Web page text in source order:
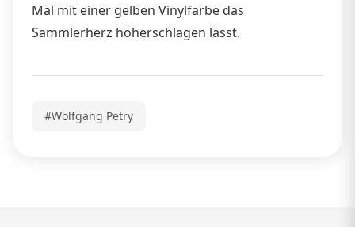
Mal mit einer gelben Vinylfarbe das
Sammlerherz höherschlagen lässt.
#Wolfgang Petry